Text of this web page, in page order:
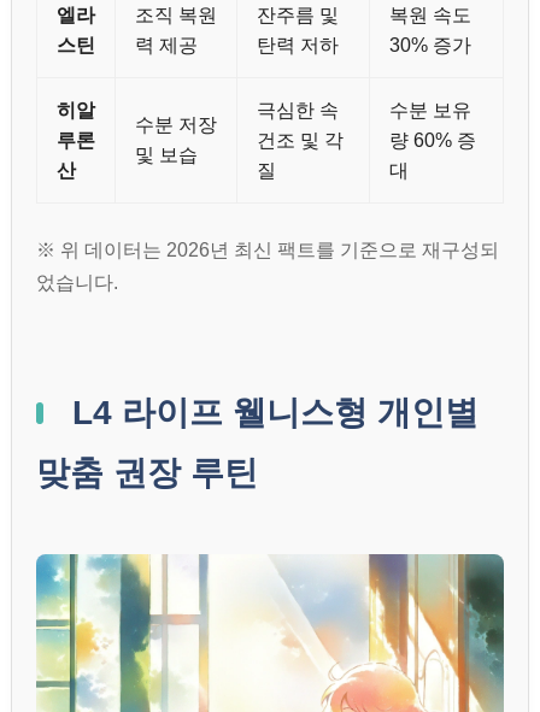
엘라
스틴
조직 복원
력 제공
잔주름 및
탄력 저하
복원 속도
30% 증가
히알
루론
산
수분 저장
및 보습
극심한 속
건조 및 각
질
수분 보유
량 60% 증
대
※ 위 데이터는 2026년 최신 팩트를 기준으로 재구성되
었습니다.
L4 라이프 웰니스형 개인별
맞춤 권장 루틴